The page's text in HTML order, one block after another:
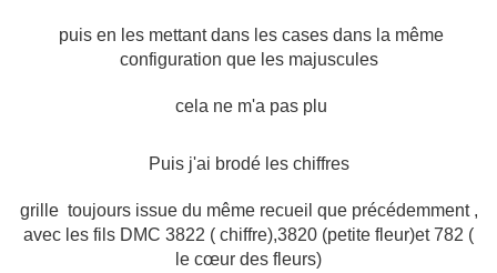
puis en les mettant dans les cases dans la même
configuration que les majuscules
cela ne m'a pas plu
Puis j'ai brodé les chiffres
grille toujours issue du même recueil que précédemment ,
avec les fils DMC 3822 ( chiffre),3820 (petite fleur)et 782 (
le cœur des fleurs)